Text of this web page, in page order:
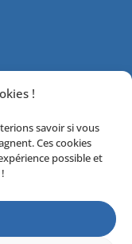
!
savoir si vous
Ces cookies
possible et